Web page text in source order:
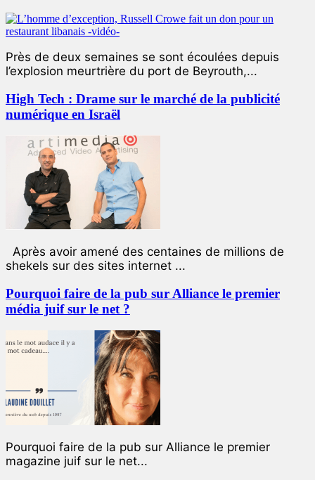
Près de deux semaines se sont écoulées depuis
l’explosion meurtrière du port de Beyrouth,...
High Tech : Drame sur le marché de la publicité
numérique en Israël
Après avoir amené des centaines de millions de
shekels sur des sites internet ...
Pourquoi faire de la pub sur Alliance le premier
média juif sur le net ?
Pourquoi faire de la pub sur Alliance le premier
magazine juif sur le net...